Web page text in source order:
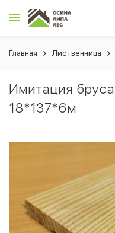
Главная Лиственница
Имитация
18*137*6м